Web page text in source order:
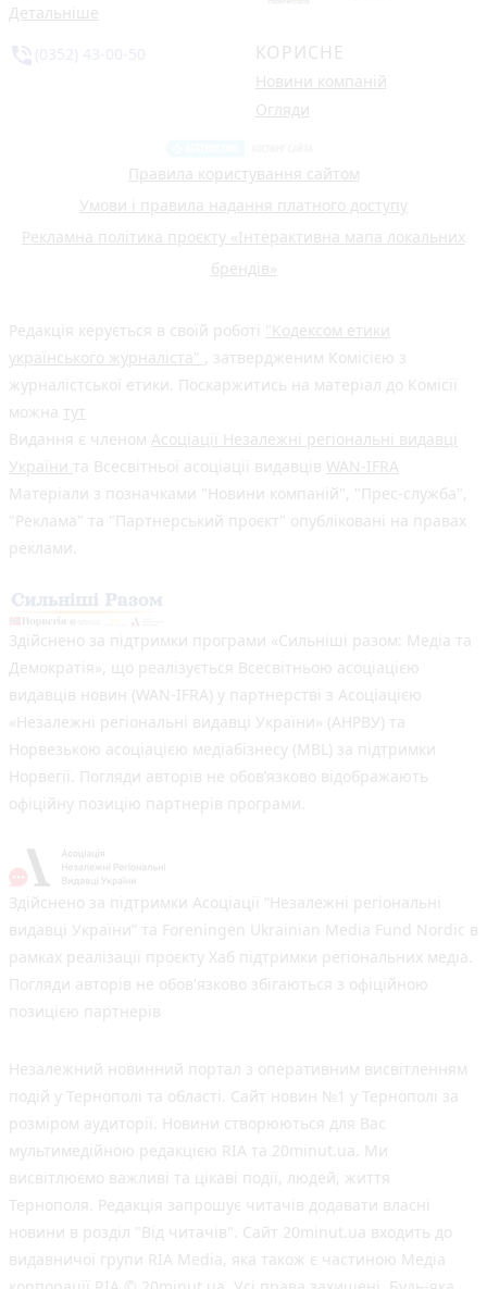
Детальніше
КОРИСНЕ
Новини компаній
Огляди
Правила користування сайтом
Умови і правила надання платного доступу
Рекламна політика проєкту «Інтерактивна мапа локальних
брендів»
Редакція керується в своїй роботі "Кодексом етики
українського журналіста"
, затвердженим Комісією з
журналістської етики. Поскаржитись на матеріал до Комісії
можна тут
Видання є членом Асоціації Незалежні регіональні видавці
України та Всесвітньої асоціації видавців WAN-IFRA
Матеріали з позначками "Новини компаній", "Прес-служба",
"Реклама" та "Партнерський проєкт" опубліковані на правах
реклами.
Здійснено за підтримки програми «Сильніші разом: Медіа та
Демократія», що реалізується Всесвітньою асоціацією
видавців новин (WAN-IFRA) у партнерстві з Асоціацією
«Незалежні регіональні видавці України» (АНРВУ) та
Норвезькою асоціацією медіабізнесу (MBL) за підтримки
Норвегії. Погляди авторів не обов’язково відображають
офіційну позицію партнерів програми.
Здійснено за підтримки Асоціації “Незалежні регіональні
видавці України” та Foreningen Ukrainian Media Fund Nordic в
рамках реалізації проєкту Хаб підтримки регіональних медіа.
Погляди авторів не обов'язково збігаються з офіційною
позицією партнерів
Незалежний новинний портал з оперативним висвітленням
подій у Тернополі та області. Сайт новин №1 у Тернополі за
розміром аудиторії. Новини створюються для Вас
мультимедійною редакцією RIA та 20minut.ua. Ми
висвітлюємо важливі та цікаві події, людей, життя
Тернополя. Редакція запрошує читачів додавати власні
новини в розділ "Від читачів". Сайт 20minut.ua входить до
видавничої групи RIA Media, яка також є частиною Медіа